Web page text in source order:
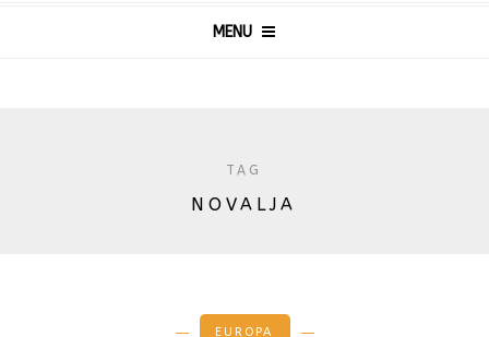
MENU
TAG
NOVALJA
EUROPA